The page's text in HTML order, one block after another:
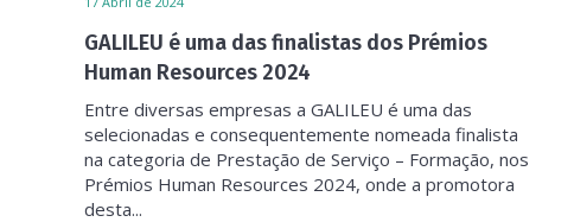
GALILEU é uma das finalistas dos Prémios
Human Resources 2024
Entre diversas empresas a GALILEU é uma das
selecionadas e consequentemente nomeada finalista
na categoria de Prestação de Serviço – Formação, nos
Prémios Human Resources 2024, onde a promotora
desta...